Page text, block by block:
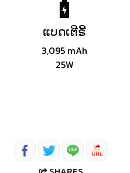
ແບດເຕີຣີ້
3,095 mAh
25W